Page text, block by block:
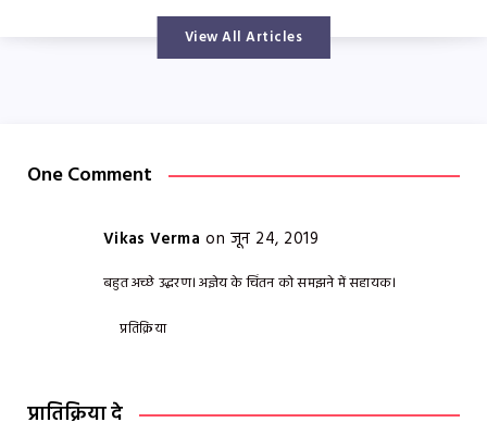
View All Articles
One Comment
Vikas Verma on जून 24, 2019
बहुत अच्छे उद्धरण। अज्ञेय के चिंतन को समझने में सहायक।
प्रतिक्रिया
प्रातिक्रिया दे